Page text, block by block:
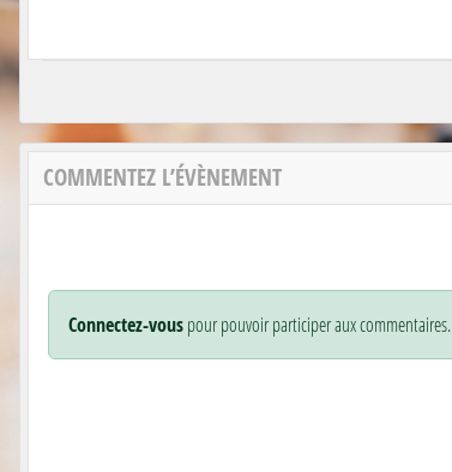
COMMENTEZ L’ÉVÈNEMENT
Connectez-vouspour pouvoir participer aux commentaires.